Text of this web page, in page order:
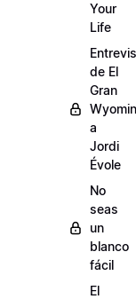
Your
Life
de El
Gran
a
Jordi
Évole
No
seas
un
blanco
fácil
El